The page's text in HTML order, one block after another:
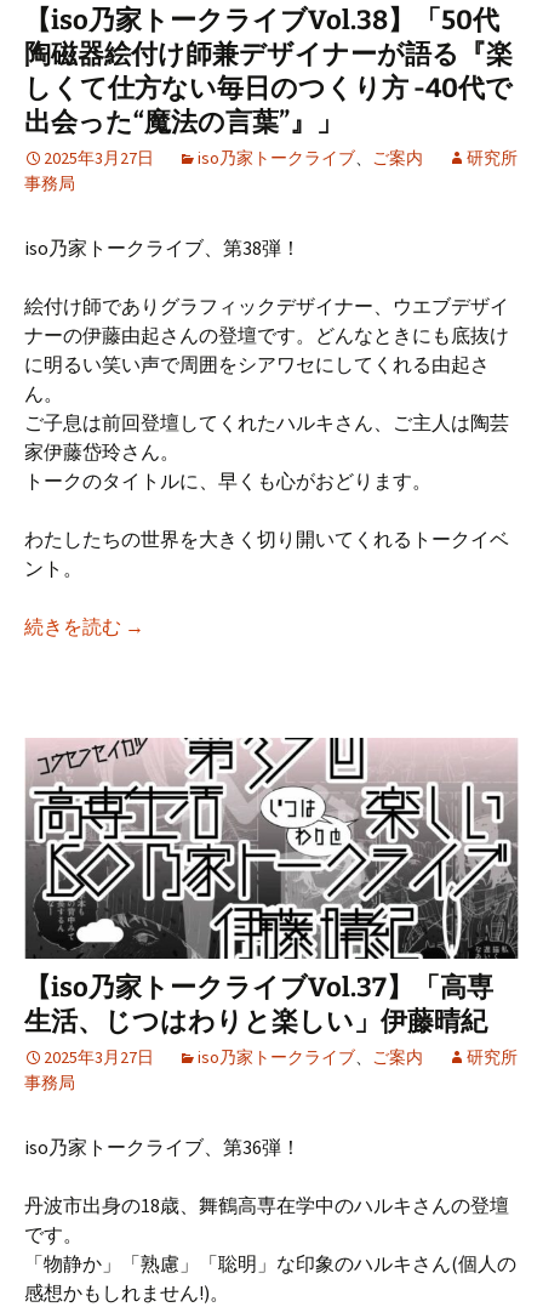
【iso乃家トークライブVol.38】「50代
陶磁器絵付け師兼デザイナーが語る『楽
しくて仕方ない毎日のつくり方 -40代で
出会った“魔法の言葉”』」
2025年3月27日 iso乃家トークライブ、 ご案内
研究所
事務局
iso乃家トークライブ、第38弾！
絵付け師でありグラフィックデザイナー、ウエブデザイ
ナーの伊藤由起さんの登壇です。どんなときにも底抜け
に明るい笑い声で周囲をシアワセにしてくれる由起さ
ん。
ご子息は前回登壇してくれたハルキさん、ご主人は陶芸
家伊藤岱玲さん。
トークのタイトルに、早くも心がおどります。
わたしたちの世界を大きく切り開いてくれるトークイベ
ント。
続きを読む 【iso乃家トークライブVol.38】「50代 陶磁器
→
【iso乃家トークライブVol.37】「高専
生活、じつはわりと楽しい」伊藤晴紀
2025年3月27日 iso乃家トークライブ、 ご案内
研究所
事務局
iso乃家トークライブ、第36弾！
丹波市出身の18歳、舞鶴高専在学中のハルキさんの登壇
です。
「物静か」「熟慮」「聡明」な印象のハルキさん(個人の
感想かもしれません!)。